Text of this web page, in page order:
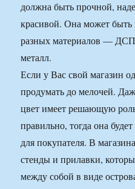
должна быть прочной,
красивой. Она может
разных материалов — ДСП,
металл.
Если у Вас свой магазин
продумать до мелочей.
цвет имеет решающую
правильно, тогда она
для покупателя. В
стенды и прилавки,
между собой в виде